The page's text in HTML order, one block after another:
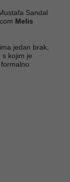
Sandal
Melis
jedan brak,
s kojim je